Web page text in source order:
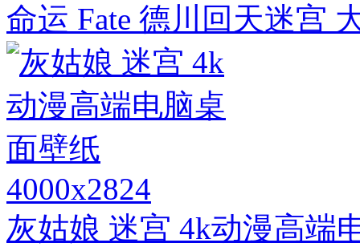
命运 Fate 德川回天迷宫
4000x2824
灰姑娘 迷宫 4k动漫高端